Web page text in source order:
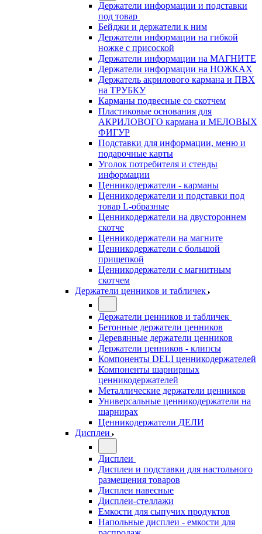
Держатели информации и подставки
под товар
Бейджи и держатели к ним
Держатели информации на гибкой
ножке с присоской
Держатели информации на МАГНИТЕ
Держатели информации на НОЖКАХ
Держатель акрилового кармана и ПВХ
на ТРУБКУ
Карманы подвесные со скотчем
Пластиковые основания для
АКРИЛОВОГО кармана и МЕЛОВЫХ
ФИГУР
Подставки для информации, меню и
подарочные карты
Уголок потребителя и стенды
информации
Ценникодержатели - карманы
Ценникодержатели и подставки под
товар L-образные
Ценникодержатели на двустороннем
скотче
Ценникодержатели на магните
Ценникодержатели с большой
прищепкой
Ценникодержатели с магнитным
скотчем
Держатели ценников и табличек
Держатели ценников и табличек
Бетонные держатели ценников
Деревянные держатели ценников
Держатели ценников - клипсы
Компоненты DELI ценникодержателей
Компоненты шарнирных
ценникодержателей
Металлические держатели ценников
Универсальные ценникодержатели на
шарнирах
Ценникодержатели ДЕЛИ
Дисплеи
Дисплеи
Дисплеи и подставки для настольного
размещения товаров
Дисплеи навесные
Дисплеи-стеллажи
Емкости для сыпучих продуктов
Напольные дисплеи - емкости для